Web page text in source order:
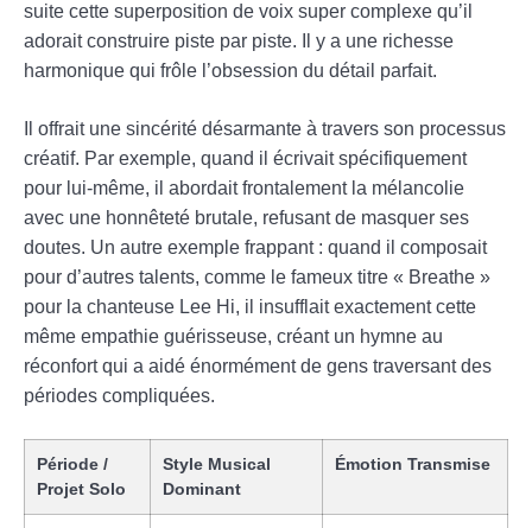
suite cette superposition de voix super complexe qu’il
adorait construire piste par piste. Il y a une richesse
harmonique qui frôle l’obsession du détail parfait.
Il offrait une sincérité désarmante à travers son processus
créatif. Par exemple, quand il écrivait spécifiquement
pour lui-même, il abordait frontalement la mélancolie
avec une honnêteté brutale, refusant de masquer ses
doutes. Un autre exemple frappant : quand il composait
pour d’autres talents, comme le fameux titre « Breathe »
pour la chanteuse Lee Hi, il insufflait exactement cette
même empathie guérisseuse, créant un hymne au
réconfort qui a aidé énormément de gens traversant des
périodes compliquées.
Période /
Projet Solo
Style Musical
Dominant
Émotion Transmise